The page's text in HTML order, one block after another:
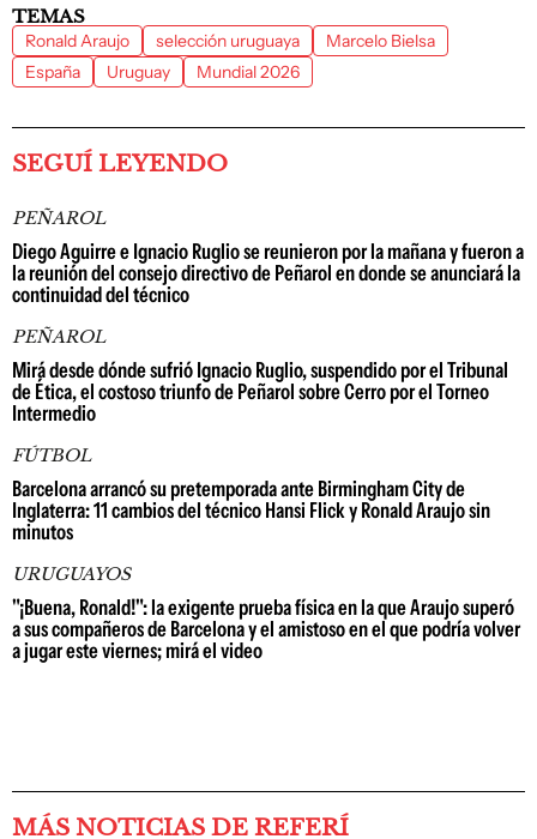
TEMAS
Ronald Araujo selección uruguaya
Marcelo Bielsa
España
Uruguay Mundial 2026
SEGUÍ LEYENDO
PEÑAROL
Diego Aguirre e Ignacio Ruglio se reunieron por la mañana y fueron a
la reunión del consejo directivo de Peñarol en donde se anunciará la
continuidad del técnico
PEÑAROL
Mirá desde dónde sufrió Ignacio Ruglio, suspendido por el Tribunal
de Ética, el costoso triunfo de Peñarol sobre Cerro por el Torneo
Intermedio
FÚTBOL
Barcelona arrancó su pretemporada ante Birmingham City de
Inglaterra: 11 cambios del técnico Hansi Flick y Ronald Araujo sin
minutos
URUGUAYOS
"¡Buena, Ronald!": la exigente prueba física en la que Araujo superó
a sus compañeros de Barcelona y el amistoso en el que podría volver
a jugar este viernes; mirá el video
MÁS NOTICIAS DE REFERÍ